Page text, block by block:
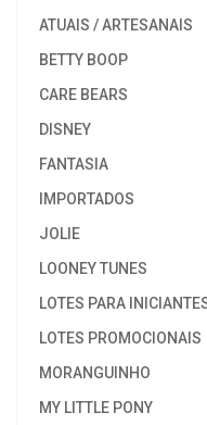
ATUAIS / ARTESANAIS
BETTY BOOP
CARE BEARS
DISNEY
FANTASIA
IMPORTADOS
JOLIE
LOONEY TUNES
LOTES PARA
LOTES PROMOCIONAIS
MORANGUINHO
MY LITTLE PONY